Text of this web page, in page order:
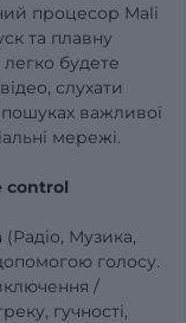
процесор Mali
та плавну
будете
слухати
пошуках важливої
мережі.
control
Музика,
голосу.
/
гучності,